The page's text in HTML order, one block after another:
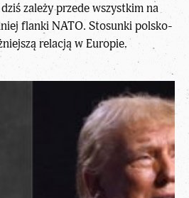
zależy przede wszystkim na
flanki NATO. Stosunki polsko-
relacją w Europie.